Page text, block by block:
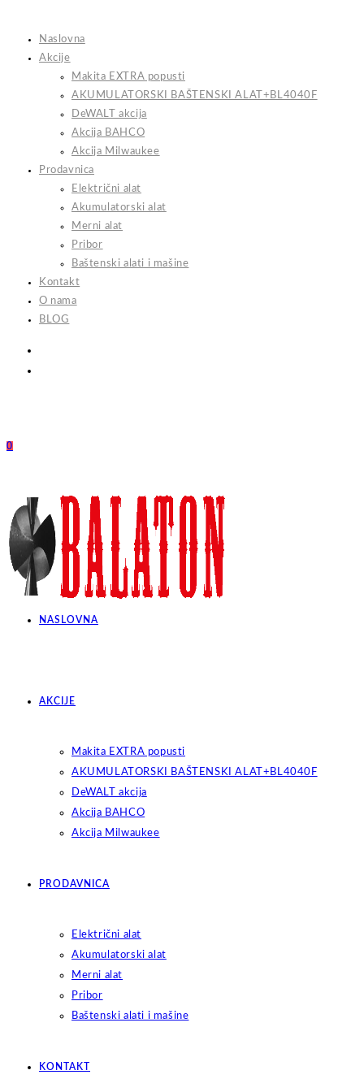
content
Naslovna
Akcije
Makita EXTRA popusti
AKUMULATORSKI BAŠTENSKI ALAT+BL4040F
DeWALT akcija
Akcija BAHCO
Akcija Milwaukee
Prodavnica
Električni alat
Akumulatorski alat
Merni alat
Pribor
Baštenski alati i mašine
Kontakt
O nama
BLOG
0
NASLOVNA
AKCIJE
Makita EXTRA popusti
AKUMULATORSKI BAŠTENSKI ALAT+BL4040F
DeWALT akcija
Akcija BAHCO
Akcija Milwaukee
PRODAVNICA
Električni alat
Akumulatorski alat
Merni alat
Pribor
Baštenski alati i mašine
KONTAKT